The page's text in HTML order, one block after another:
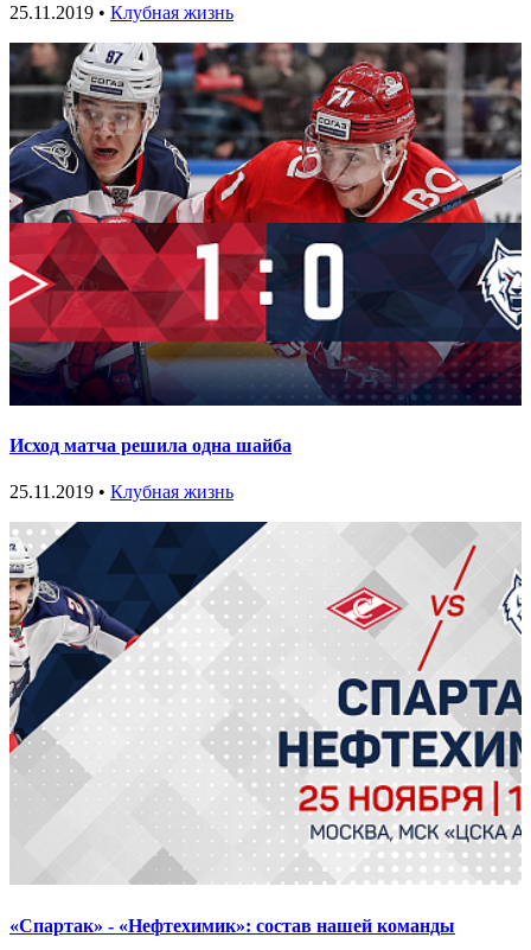
25.11.2019 • Клубная жизнь
Исход матча решила одна шайба
25.11.2019 • Клубная жизнь
«Спартак» - «Нефтехимик»: состав нашей команды